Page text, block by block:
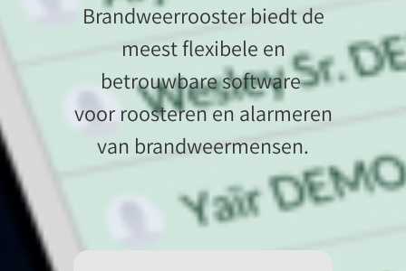
Brandweerrooster biedt de
meest flexibele en
betrouwbare software
voor roosteren en alarmeren
van brandweermensen.